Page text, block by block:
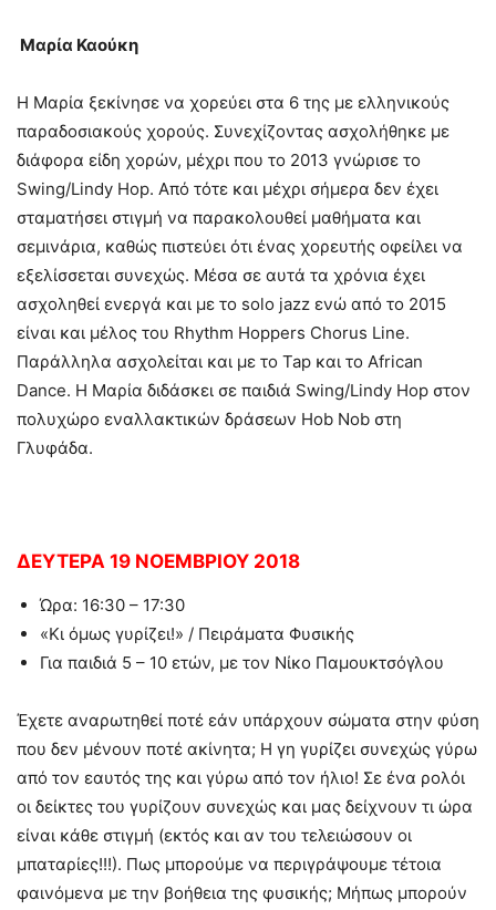
Μαρία Καούκη
Η Μαρία ξεκίνησε να χορεύει στα 6 της με ελληνικούς
παραδοσιακούς χορούς. Συνεχίζοντας ασχολήθηκε με
διάφορα είδη χορών, μέχρι που το 2013 γνώρισε το
Swing/Lindy Hop. Από τότε και μέχρι σήμερα δεν έχει
σταματήσει στιγμή να παρακολουθεί μαθήματα και
σεμινάρια, καθώς πιστεύει ότι ένας χορευτής οφείλει να
εξελίσσεται συνεχώς. Μέσα σε αυτά τα χρόνια έχει
ασχοληθεί ενεργά και με το solo jazz ενώ από το 2015
είναι και μέλος του Rhythm Hoppers Chorus Line.
Παράλληλα ασχολείται και με το Tap και το African
Dance. Η Μαρία διδάσκει σε παιδιά Swing/Lindy Hop στον
πολυχώρο εναλλακτικών δράσεων Hob Nob στη
Γλυφάδα.
ΔΕΥΤΕΡΑ 19 ΝΟΕΜΒΡΙΟΥ 2018
Ώρα: 16:30 – 17:30
«Κι όμως γυρίζει!» / Πειράματα Φυσικής
Για παιδιά 5 – 10 ετών, με τον Νίκο Παμουκτσόγλου
Έχετε αναρωτηθεί ποτέ εάν υπάρχουν σώματα στην φύση
που δεν μένουν ποτέ ακίνητα; Η γη γυρίζει συνεχώς γύρω
από τον εαυτός της και γύρω από τον ήλιο! Σε ένα ρολόι
οι δείκτες του γυρίζουν συνεχώς και μας δείχνουν τι ώρα
είναι κάθε στιγμή (εκτός και αν του τελειώσουν οι
μπαταρίες!!!). Πως μπορούμε να περιγράψουμε τέτοια
φαινόμενα με την βοήθεια της φυσικής; Μήπως μπορούν